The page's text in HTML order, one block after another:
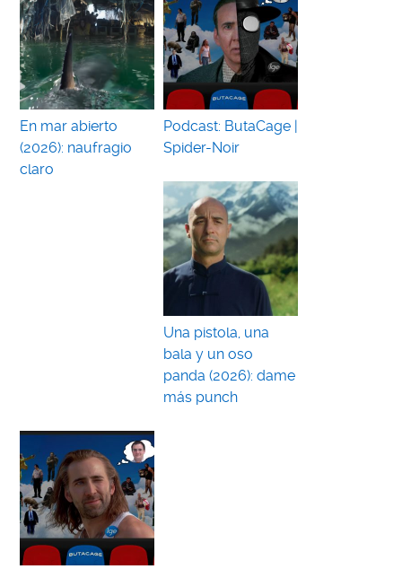
En mar abierto
(2026): naufragio
claro
Podcast: ButaCage |
Spider-Noir
Una pistola, una
bala y un oso
panda (2026): dame
más punch